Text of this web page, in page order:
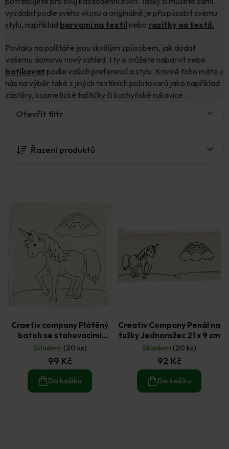
vyzdobit podle svého vkusu a originálně je přizpůsobit svému
stylu, například barvami na textil nebo razítky na textil.
Povlaky na polštáře jsou skvělým způsobem, jak dodat
vašemu domovu nový vzhled. I ty si můžete nabarvit nebo
batikovat podle vašich preferencí a stylu. Kromě toho máte u
nás na výběr také z jiných textilních polotovarů jako například
zástěry, kosmetické taštičky či kuchyňské rukavice.
Řazení produktů
Otevřít filtr
Craetiv company Plátěný
batoh se stahovacími
šňůrkami Jednorožec 41 x
37 cm
Skladem (20 ks)
99 Kč
Do košíku
Creativ Company Penál na
tužky Jednorožec 21 x 9 cm
Skladem (20 ks)
92 Kč
Do košíku